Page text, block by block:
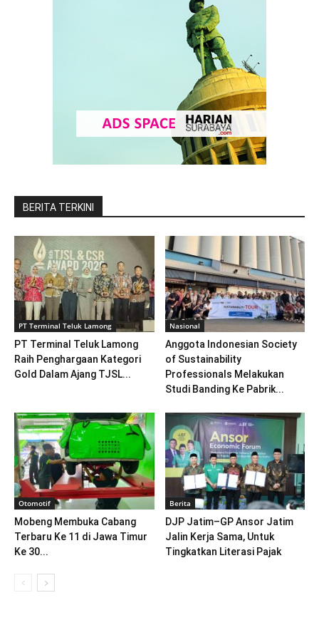
BERITA TERKINI
PT Terminal Teluk Lamong
PT Terminal Teluk Lamong
Raih Penghargaan Kategori
Gold Dalam Ajang TJSL...
Nasional
Anggota Indonesian Society
of Sustainability
Professionals Melakukan
Studi Banding Ke Pabrik...
Otomotif
Mobeng Membuka Cabang
Terbaru Ke 11 di Jawa Timur
Ke 30...
Berita
DJP Jatim–GP Ansor Jatim
Jalin Kerja Sama, Untuk
Tingkatkan Literasi Pajak